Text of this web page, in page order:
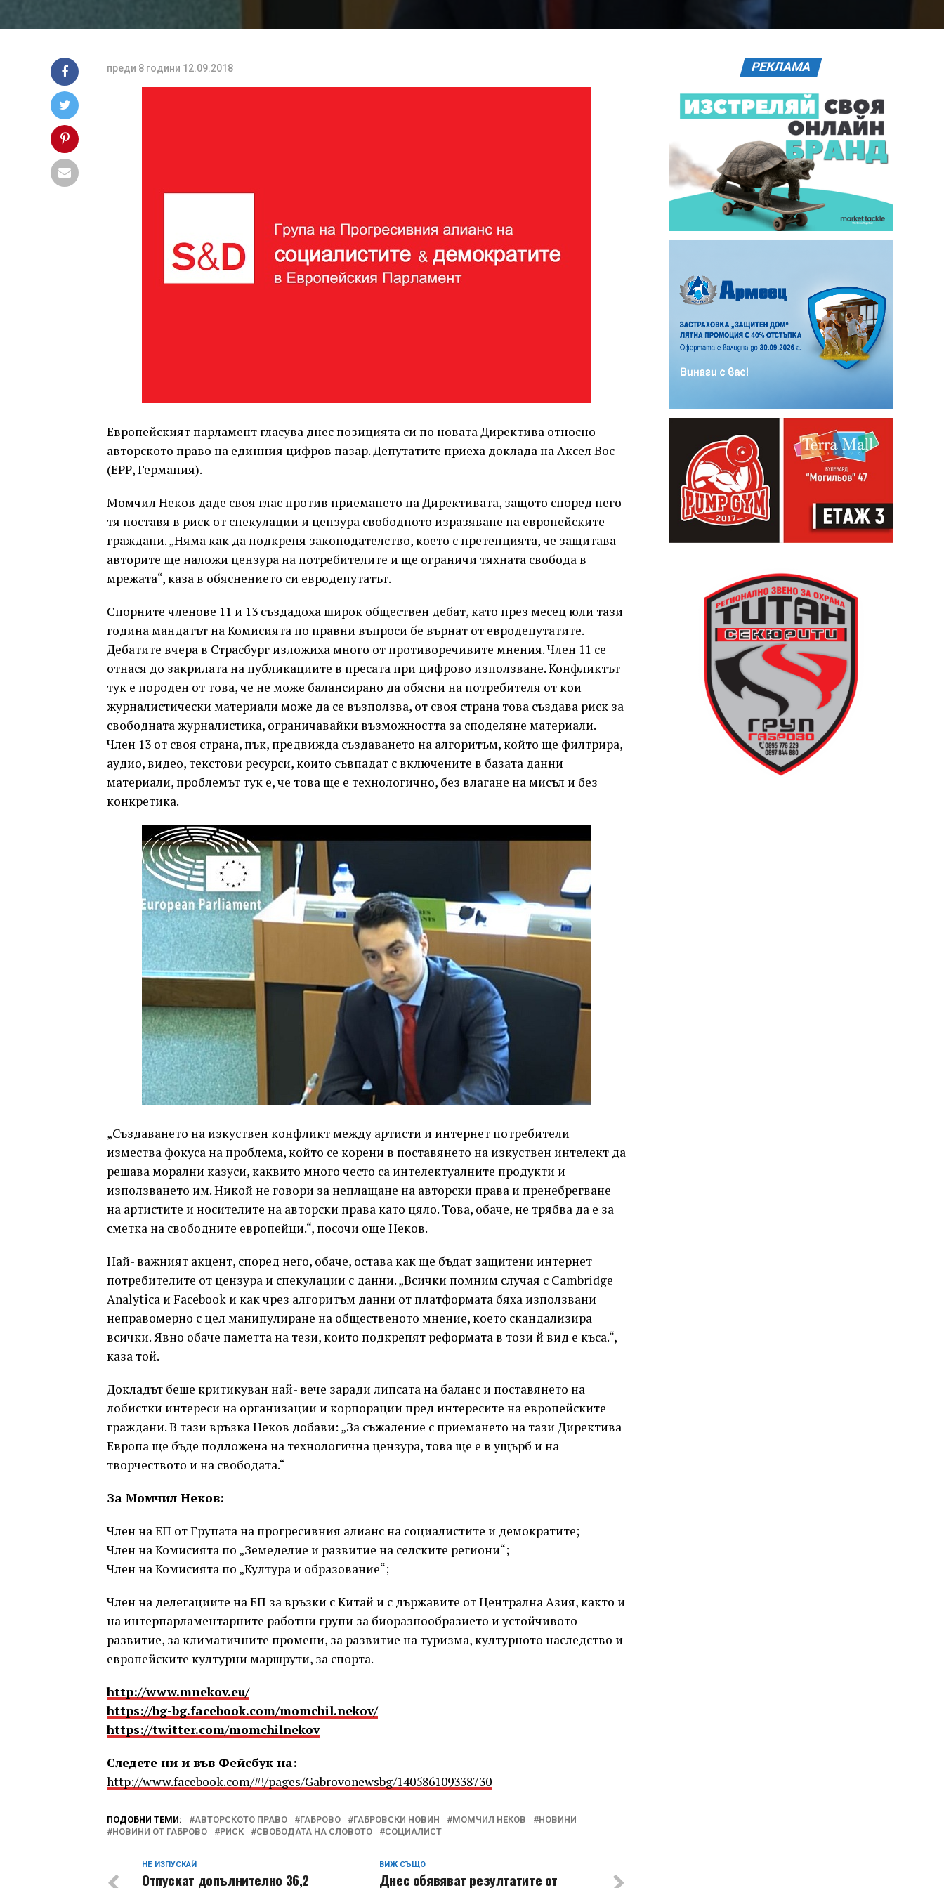
преди 8 години 12.09.2018
Европейският парламент гласува днес позицията си по новата Директива относно
авторското право на единния цифров пазар. Депутатите приеха доклада на Аксел Вос
(ЕРР, Германия).
Момчил Неков даде своя глас против приемането на Директивата, защото според него
тя поставя в риск от спекулации и цензура свободното изразяване на европейските
граждани. „Няма как да подкрепя законодателство, което с претенцията, че защитава
авторите ще наложи цензура на потребителите и ще ограничи тяхната свобода в
мрежата“, каза в обяснението си евродепутатът.
Спорните членове 11 и 13 създадоха широк обществен дебат, като през месец юли тази
година мандатът на Комисията по правни въпроси бе върнат от евродепутатите.
Дебатите вчера в Страсбург изложиха много от противоречивите мнения. Член 11 се
отнася до закрилата на публикациите в пресата при цифрово използване. Конфликтът
тук е породен от това, че не може балансирано да обясни на потребителя от кои
журналистически материали може да се възползва, от своя страна това създава риск за
свободната журналистика, ограничавайки възможността за споделяне материали.
Член 13 от своя страна, пък, предвижда създаването на алгоритъм, който ще филтрира,
аудио, видео, текстови ресурси, които съвпадат с включените в базата данни
материали, проблемът тук е, че това ще е технологично, без влагане на мисъл и без
конкретика.
„Създаването на изкуствен конфликт между артисти и интернет потребители
измества фокуса на проблема, който се корени в поставянето на изкуствен интелект да
решава морални казуси, каквито много често са интелектуалните продукти и
използването им. Никой не говори за неплащане на авторски права и пренебрегване
на артистите и носителите на авторски права като цяло. Това, обаче, не трябва да е за
сметка на свободните европейци.“, посочи още Неков.
Най- важният акцент, според него, обаче, остава как ще бъдат защитени интернет
потребителите от цензура и спекулации с данни. „Всички помним случая с Cambridge
Analytica и Facebook и как чрез алгоритъм данни от платформата бяха използвани
неправомерно с цел манипулиране на общественото мнение, което скандализира
всички. Явно обаче паметта на тези, които подкрепят реформата в този й вид е къса.“,
каза той.
Докладът беше критикуван най- вече заради липсата на баланс и поставянето на
лобистки интереси на организации и корпорации пред интересите на европейските
граждани. В тази връзка Неков добави: „За съжаление с приемането на тази Директива
Европа ще бъде подложена на технологична цензура, това ще е в ущърб и на
творчеството и на свободата.“
За Момчил Неков:
Член на ЕП от Групата на прогресивния алианс на социалистите и демократите;
Член на Комисията по „Земеделие и развитие на селските региони“;
Член на Комисията по „Култура и образование“;
Член на делегациите на ЕП за връзки с Китай и с държавите от Централна Азия, както и
на интерпарламентарните работни групи за биоразнообразието и устойчивото
развитие, за климатичните промени, за развитие на туризма, културното наследство и
европейските културни маршрути, за спорта.
http://www.mnekov.eu/
https://bg-bg.facebook.com/momchil.nekov/
https://twitter.com/momchilnekov
Следете ни и във Фейсбук на:
http://www.facebook.com/#!/pages/Gabrovonewsbg/140586109338730
ПОДОБНИ ТЕМИ: АВТОРСКОТО ПРАВО ГАБРОВО ГАБРОВСКИ НОВИН МОМЧИЛ НЕКОВ
НОВИНИ
НОВИНИ ОТ ГАБРОВО
РИСК СВОБОДАТА НА СЛОВОТО СОЦИАЛИСТ
ВИЖ СЪЩО
Днес обявяват резултатите от
НЕ ИЗПУСКАЙ
Отпускат допълнително 36,2
РЕКЛАМА